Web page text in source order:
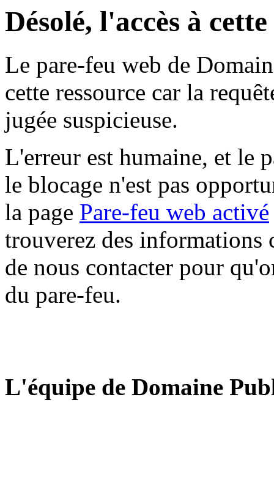
Désolé, l'accès à
Le pare-feu web de
cette ressource car la
jugée suspicieuse.
L'erreur est humaine, et le
le blocage n'est pas
la page Pare-feu web activé
trouverez des informations
de nous contacter pour
du pare-feu.
L'équipe de Domaine